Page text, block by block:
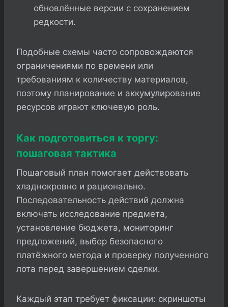
обновлённые версии с сохранением
редкости.
Подобные схемы часто сопровождаются
ограничениями по времени или
требованиям к количеству материалов,
поэтому планирование и аккумулирование
ресурсов играют ключевую роль.
Как подготовиться к торгу:
пошаговая тактика
Пошаговый план помогает действовать
хладнокровно и рационально.
Последовательность действий должна
включать исследование предмета,
установление бюджета, мониторинг
предложений, выбор безопасного
платёжного метода и проверку полученного
лота перед завершением сделки.
Каждый этап требует фиксации: скриншоты